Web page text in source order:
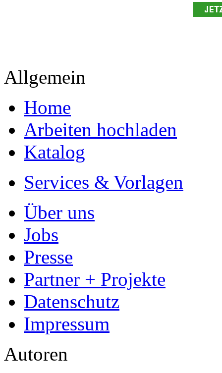
Allgemein
Home
Arbeiten hochladen
Katalog
Services & Vorlagen
Über uns
Jobs
Presse
Partner + Projekte
Datenschutz
Impressum
Autoren